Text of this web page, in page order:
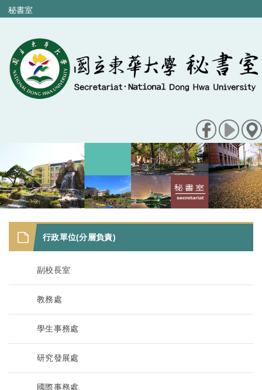
跳
到
內
容
區
秘書室
行政單位(分層負責)
副校長室
教務處
學生事務處
研究發展處
國際事務處